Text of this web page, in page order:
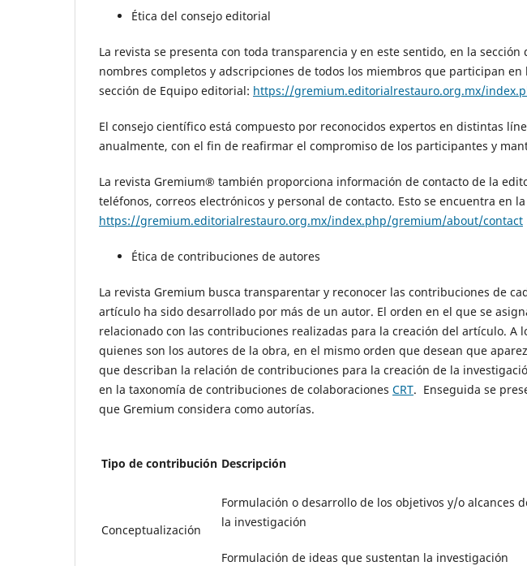
Ética del consejo editorial
La revista se presenta con toda transparencia y en este sentido, en la sección
nombres completos y adscripciones de todos los miembros que participan en
sección de Equipo editorial: https://gremium.editorialrestauro.org.mx/
El consejo científico está compuesto por reconocidos expertos en distintas
anualmente, con el fin de reafirmar el compromiso de los participantes y
La revista Gremium® también proporciona información de contacto de la
teléfonos, correos electrónicos y personal de contacto. Esto se encuentra en
https://gremium.editorialrestauro.org.mx/index.php/gremium/about/contact
Ética de contribuciones de autores
La revista Gremium busca transparentar y reconocer las contribuciones de
artículo ha sido desarrollado por más de un autor. El orden en el que se
relacionado con las contribuciones realizadas para la creación del artículo. A
quienes son los autores de la obra, en el mismo orden que desean que
que describan la relación de contribuciones para la creación de la
en la taxonomía de contribuciones de colaboraciones CRT. Enseguida se
que Gremium considera como autorías.
Tipo de contribución Descripción
Conceptualización
Formulación o desarrollo de los objetivos y/o alcances
la investigación
Formulación de ideas que sustentan la investigación